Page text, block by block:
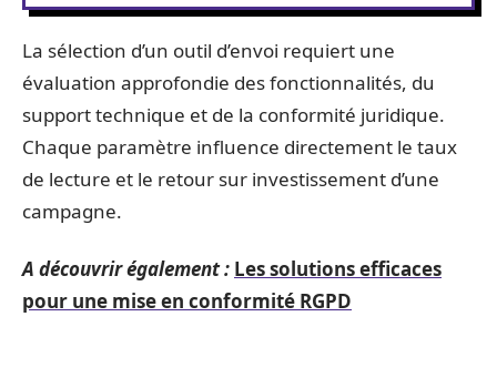
La sélection d’un outil d’envoi requiert une
évaluation approfondie des fonctionnalités, du
support technique et de la conformité juridique.
Chaque paramètre influence directement le taux
de lecture et le retour sur investissement d’une
campagne.
A découvrir également : Les solutions efficaces
pour une mise en conformité RGPD